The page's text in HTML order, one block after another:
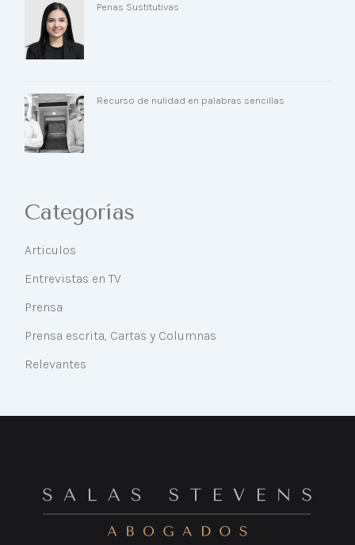
Penas Sustitutivas
Recurso de nulidad en palabras sencillas
Categorías
Articulos
Entrevistas en TV
Prensa
Prensa escrita, Cartas y Columnas
Relevantes